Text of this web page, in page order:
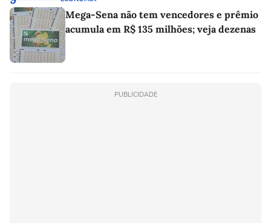
Mega-Sena não tem vencedores e prêmio
acumula em R$ 135 milhões; veja dezenas
PUBLICIDADE